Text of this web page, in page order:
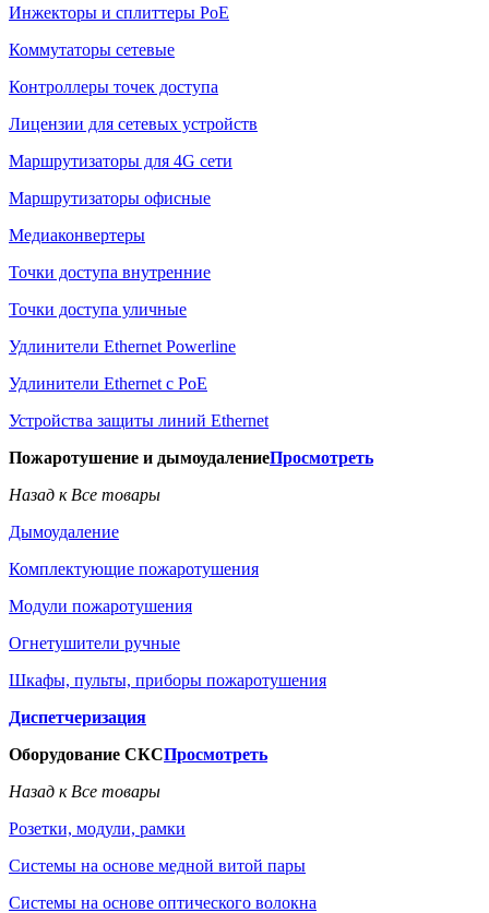
Инжекторы и сплиттеры РоЕ
Коммутаторы сетевые
Контроллеры точек доступа
Лицензии для сетевых устройств
Маршрутизаторы для 4G сети
Маршрутизаторы офисные
Медиаконвертеры
Точки доступа внутренние
Точки доступа уличные
Удлинители Ethernet Powerline
Удлинители Ethernet с PoE
Устройства защиты линий Ethernet
Пожаротушение и дымоудалениеПросмотреть
Назад к Все товары
Дымоудаление
Комплектующие пожаротушения
Модули пожаротушения
Огнетушители ручные
Шкафы, пульты, приборы пожаротушения
Диспетчеризация
Оборудование СКСПросмотреть
Назад к Все товары
Розетки, модули, рамки
Системы на основе медной витой пары
Системы на основе оптического волокна